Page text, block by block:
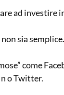
ad investire
non sia
come
o Twitter.